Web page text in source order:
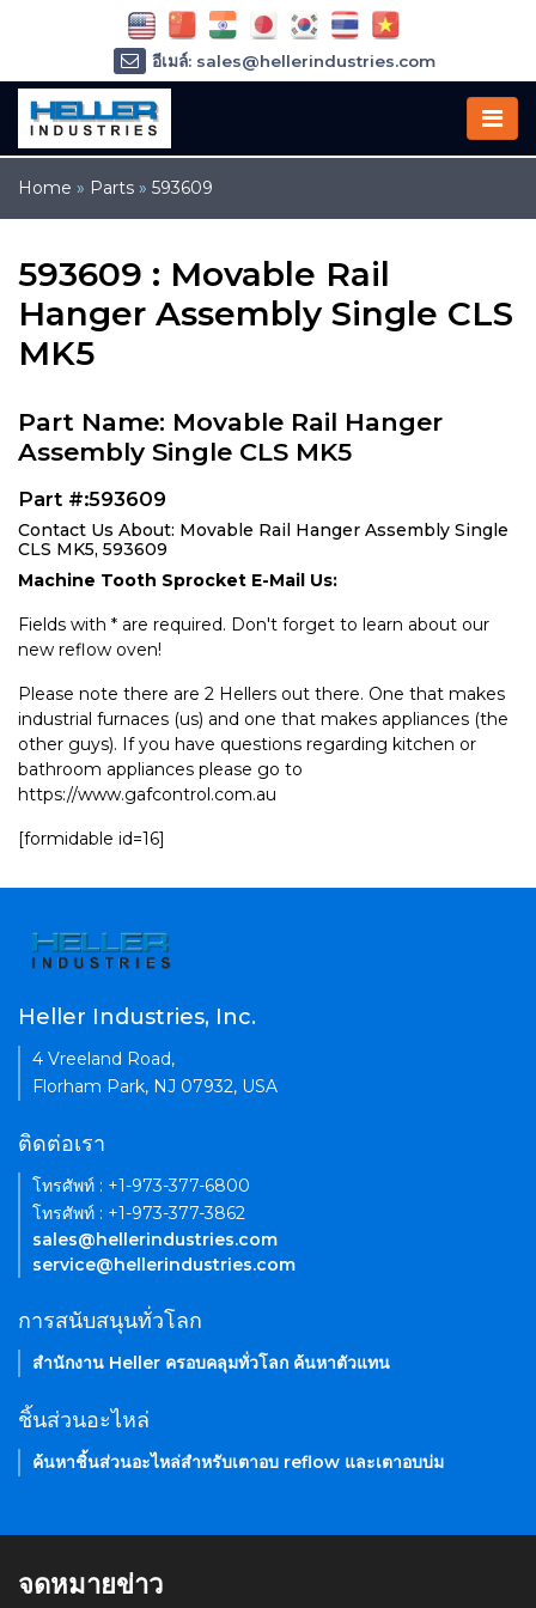
Home » Parts » 593609
593609 : Movable Rail
Hanger Assembly Single CLS
MK5
Part Name: Movable Rail Hanger
Assembly Single CLS MK5
Part #:593609
Contact Us About: Movable Rail Hanger Assembly Single
CLS MK5, 593609
Machine Tooth Sprocket E-Mail Us:
Fields with * are required. Don't forget to learn about our
new reflow oven!
Please note there are 2 Hellers out there. One that makes
industrial furnaces (us) and one that makes appliances (the
other guys). If you have questions regarding kitchen or
bathroom appliances please go to
https://www.gafcontrol.com.au
[formidable id=16]
อีเมล์: sales@hellerindustries.com
อีเมล์: service@hellerindustries.com
โทรศัพท์ :
Heller Industries, Inc.
4 Vreeland Road,
Florham Park, NJ 07932, USA
ติดต่อเรา
โทรศัพท์ : +1-973-377-6800
โทรศัพท์ : +1-973-377-3862
sales@hellerindustries.com
service@hellerindustries.com
การสนับสนุนทั่วโลก
สำนักงาน Heller ครอบคลุมทั่วโลก ค้นหาตัวแทน
ชิ้นส่วนอะไหล่
ค้นหาชิ้นส่วนอะไหล่สำหรับเตาอบ reflow และเตาอบบ่ม
จดหมายข่าว